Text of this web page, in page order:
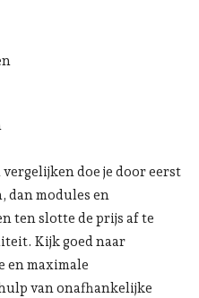
doe je door eerst
dan modules en
ten slotte de prijs af te
Kijk goed naar
en maximale
van onafhankelijke